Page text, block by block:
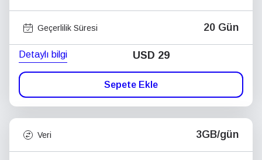
Geçerlilik Süresi 20 Gün
Detaylı bilgi USD 29
Sepete Ekle
Veri 3GB/gün